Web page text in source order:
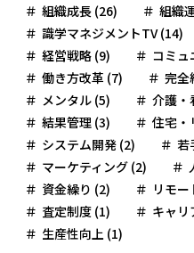
組織成長 (26)
組織
識学マネジメントTV (14)
経営戦略 (9)
コミュ
働き方改革 (7)
完全
メンタル (5)
介護・
結果管理 (3)
住宅・
システム開発 (2)
若
マーケティング (2)
資金繰り (2)
リモ
査定制度 (1)
キャリ
生産性向上 (1)